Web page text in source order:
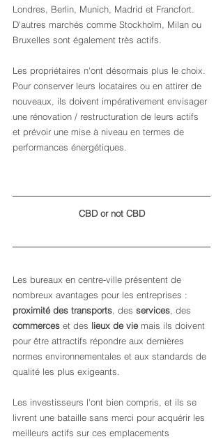
Londres, Berlin, Munich, Madrid et Francfort.
D'autres marchés comme Stockholm, Milan ou
Bruxelles sont également très actifs.
Les propriétaires n'ont désormais plus le choix.
Pour conserver leurs locataires ou en attirer de
nouveaux, ils doivent impérativement envisager
une rénovation / restructuration de leurs actifs
et prévoir une mise à niveau en termes de
performances énergétiques.
CBD or not CBD
Les bureaux en centre-ville présentent de
nombreux avantages pour les entreprises :
proximité des transports , des services , des
commerces et des lieux de vie mais ils doivent
pour être attractifs répondre aux dernières
normes environnementales et aux standards de
qualité les plus exigeants.
Les investisseurs l'ont bien compris, et ils se
livrent une bataille sans merci pour acquérir les
meilleurs actifs sur ces emplacements